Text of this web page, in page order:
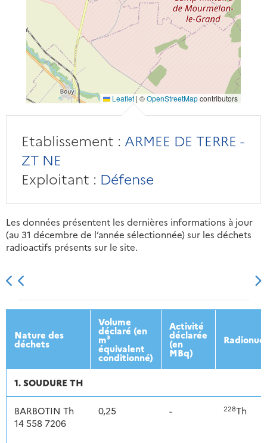
Leaflet | ©OpenStreetMapcontributors
Etablissement : ARMEE DE TERRE -
ZT NE
Exploitant : Défense
Les données présentent les dernières informations à jour
(au 31 décembre de l’année sélectionnée) sur les déchets
radioactifs présents sur le site.
2013 2014 2015 2016
Nature des
déchets
Volume
déclaré (en
m³
équivalent
conditionné)
Activité
déclarée
(en
MBq)
1. SOUDURE TH
BARBOTIN Th
14 558 7206
0,25 - 228Th